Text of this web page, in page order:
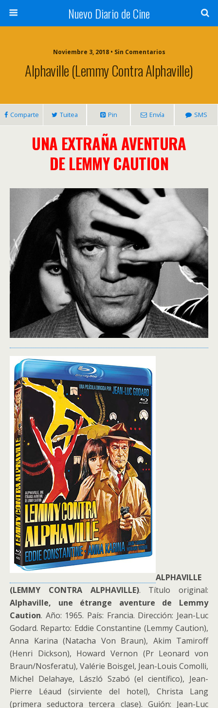
Nuevo Diario de Cine
Noviembre 3, 2018 • Sin Comentarios
Alphaville (Lemmy Contra Alphaville)
Comparte Tuitea Pin Envía SMS
UNA EXTRAÑA AVENTURA
DE LEMMY CAUTION
ALPHAVILLE
(LEMMY CONTRA ALPHAVILLE). Título original:
Alphaville, une étrange aventure de Lemmy
Caution. Año: 1965. País: Francia. Dirección: Jean-Luc
Godard. Reparto: Eddie Constantine (Lemmy Caution),
Anna Karina (Natacha Von Braun), Akim Tamiroff
(Henri Dickson), Howard Vernon (Pr Leonard von
Braun/Nosferatu), Valérie Boisgel, Jean-Louis Comolli,
Michel Delahaye, László Szabó (el científico), Jean-
Pierre Léaud (sirviente del hotel), Christa Lang
(primera seductora tercera clase). Guión: Jean-Luc